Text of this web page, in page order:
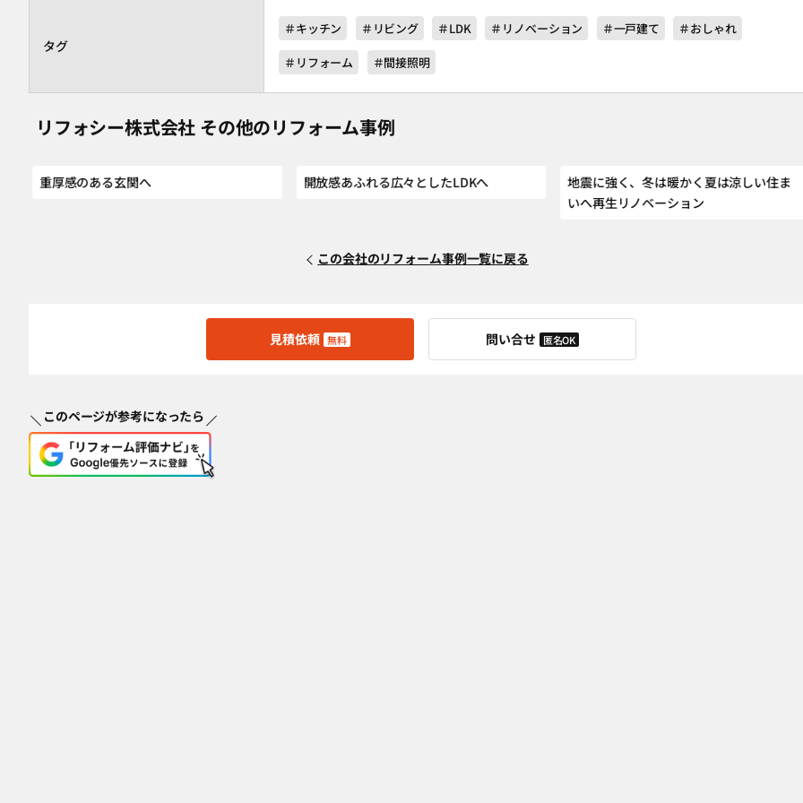
タグ
＃キッチン ＃リビング ＃LDK ＃リノベーション ＃一戸建て
＃おしゃれ
＃リフォーム
＃間接照明
リフォシー株式会社 その他のリフォーム事例
重厚感のある玄関へ 開放感あふれる広々としたLDKへ
地震に強く、冬は暖かく夏は涼しい住ま
いへ再生リノベーション
この会社のリフォーム事例一覧に戻る
見積依頼 無料 問い合せ 匿名OK
このページが参考になったら